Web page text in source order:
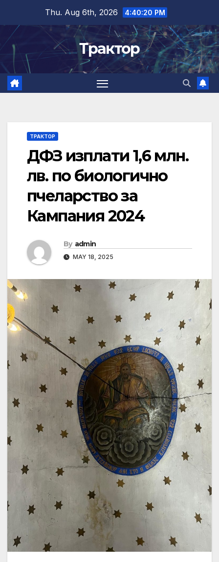
content
Thu. Aug 6th, 2026 4:40:21 PM
Трактор
ТРАКТОР
ДФЗ изплати 1,6 млн.
лв. по биологично
пчеларство за
Кампания 2024
By admin
MAY 18, 2025